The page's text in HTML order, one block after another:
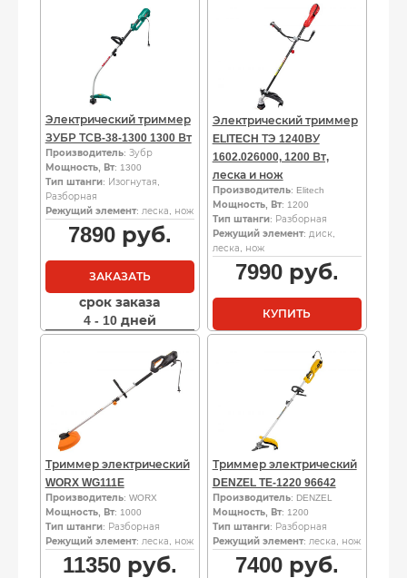
Электрический триммер
ЗУБР ТСВ-38-1300 1300 Вт
Производитель: Зубр
Мощность, Вт: 1300
Тип штанги: Изогнутая,
Разборная
Режущий элемент: леска, нож
7890руб.
ЗАКАЗАТЬ
срок заказа
4 - 10 дней
Электрический триммер
ELITECH ТЭ 1240ВУ
1602.026000, 1200 Вт,
леска и нож
Производитель: Elitech
Мощность, Вт: 1200
Тип штанги: Разборная
Режущий элемент: диск,
леска, нож
7990руб.
КУПИТЬ
Триммер электрический
WORX WG111E
Производитель: WORX
Мощность, Вт: 1000
Тип штанги: Разборная
Режущий элемент: леска, нож
11350руб.
Триммер электрический
DENZEL TE-1220 96642
Производитель: DENZEL
Мощность, Вт: 1200
Тип штанги: Разборная
Режущий элемент: леска, нож
7400руб.